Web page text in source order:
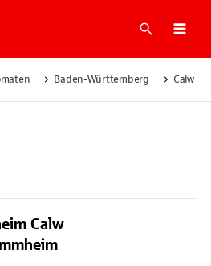
Suche
Baden-Württemberg Calw
Calw